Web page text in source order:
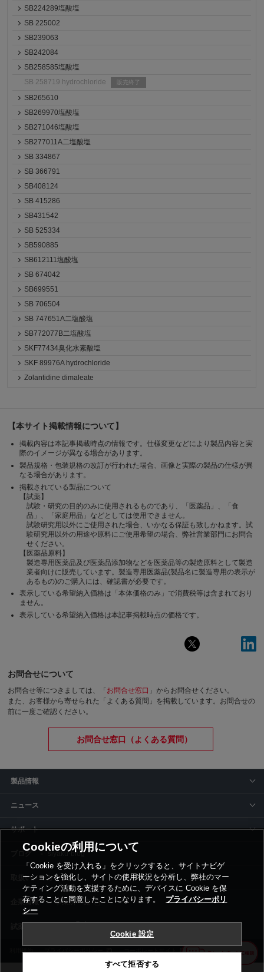
SB224289塩酸塩
SB 225002
SB239063
SB242084
SB258585塩酸塩
SB 258719 hydrochloride
販売終了
SB265610
SB269970塩酸塩
SB271046塩酸塩
SB277011A二塩酸塩
SB 334867
SB 366791
SB408124
SB 415286
SB431542
SB 525334
SB590885
SB612111塩酸塩
SB 674042
SB699551
SB 706504
SB 747651A二塩酸塩
SB772077B二塩酸塩
SKF77434臭化水素酸塩
SKF 89976A hydrochloride
Zolantidine dimaleate
【本サイト掲載情報について】
掲載内容は本記事掲載時点の情報です。仕様変更などにより製品内容と実
際のイメージが異なる場合があります。
製品規格・包装規格の改訂が行われた場合、画像と実際の製品の仕様が異
なる場合があります。
掲載されている製品について
【試薬】
試験・研究の目的のみに使用されるものであり、「医薬品」、「食
品」、「家庭用品」などとしては使用できません。
試験研究用以外にご使用された場合、いかなる保証も致しかねます。試
験研究用以外の用途や原料にご使用希望の場合、弊社営業部門にお問合
せください。
【医薬品原料】
製造専用医薬品及び医薬品添加物などを医薬品等の製造原料として製造
業者向けに販売しています。製造専用医薬品(製品名に製造専用の表示が
あるもの)のご購入には、確認書が必要です。
表示している希望納入価格は「本体価格のみ」で消費税等は含まれており
ません。
表示している希望納入価格は本記事掲載時点の価格です。
お問合せについて
お問合せ等につきましては、「 お問合せ窓口 」からお問合せください。
また、お客様から寄せられた「よくある質問」を掲載しています。お問合せの
前に一度ご確認ください。
お問合せ窓口（よくある質問）
製品情報
ニュース
サポート
siyaku-blog
取扱いメーカー
事業所一覧
利用規約 プライバシーポリシー コーポレートサイト Cookie設定
Cookieの利用について
「Cookie を受け入れる」をクリックすると、サイトナビゲ
ーションを強化し、サイトの使用状況を分析し、弊社のマー
ケティング活動を支援するために、デバイスに Cookie を保
存することに同意したことになります。
プライバシーポリ
シー
Cookie 設定
すべて拒否する